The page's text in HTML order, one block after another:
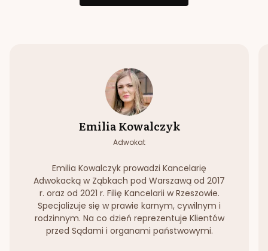
Emilia Kowalczyk
Adwokat
Emilia Kowalczyk prowadzi Kancelarię
Adwokacką w Ząbkach pod Warszawą od 2017
r. oraz od 2021 r. Filię Kancelarii w Rzeszowie.
Specjalizuje się w prawie karnym, cywilnym i
rodzinnym. Na co dzień reprezentuje Klientów
przed Sądami i organami państwowymi.